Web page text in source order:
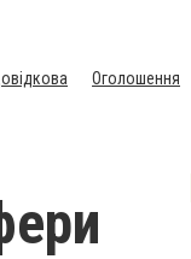
Оголошення